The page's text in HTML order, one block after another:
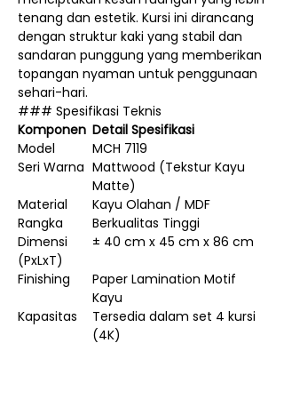
tenang dan estetik. Kursi ini dirancang
dengan struktur kaki yang stabil dan
sandaran punggung yang memberikan
topangan nyaman untuk penggunaan
sehari-hari.
### Spesifikasi Teknis
Komponen Detail Spesifikasi
Model
MCH 7119
Seri Warna Mattwood (Tekstur Kayu
Matte)
Material
Rangka
Kayu Olahan / MDF
Berkualitas Tinggi
Dimensi
(PxLxT)
± 40 cm x 45 cm x 86 cm
Finishing
Paper Lamination Motif
Kayu
Kapasitas
Tersedia dalam set 4 kursi
(4K)